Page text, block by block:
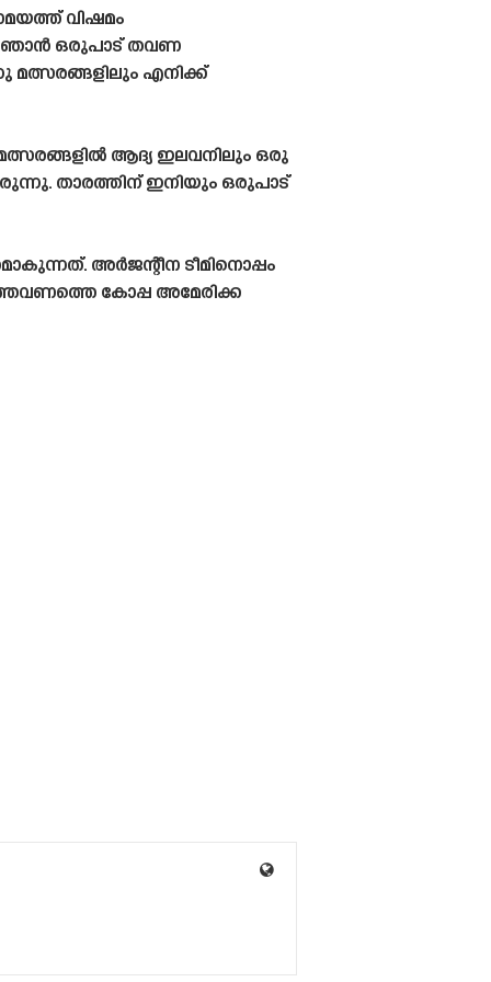
വിഷമം
ഞാൻ ഒരുപാട് തവണ
മത്സരങ്ങളിലും എനിക്ക്
ആദ്യ ഇലവനിലും ഒരു
താരത്തിന് ഇനിയും ഒരുപാട്
അർജന്റീന ടീമിനൊപ്പം
കോപ്പ അമേരിക്ക